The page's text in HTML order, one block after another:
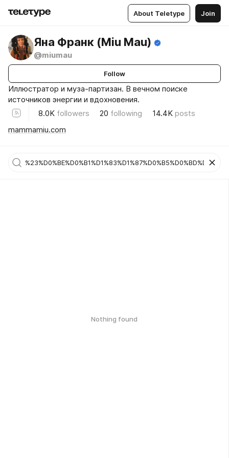
About Teletype Join
Яна Франк (Miu Mau)
@miumau
Follow
Иллюстратор и муза-партизан. В вечном поиске
источников энергии и вдохновения.
8.0K followers 20 following 14.4K posts
mammamiu.com
Nothing found